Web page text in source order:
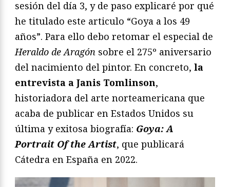
sesión del día 3, y de paso explicaré por qué
he titulado este articulo “Goya a los 49
años”. Para ello debo retomar el especial de
Heraldo de Aragón sobre el 275º aniversario
del nacimiento del pintor. En concreto, la
entrevista a Janis Tomlinson,
historiadora del arte norteamericana que
acaba de publicar en Estados Unidos su
última y exitosa biografía: Goya: A
Portrait Of the Artist, que publicará
Cátedra en España en 2022.